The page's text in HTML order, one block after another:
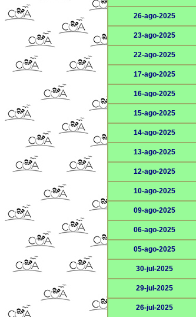
26-ago-2025
23-ago-2025
22-ago-2025
17-ago-2025
16-ago-2025
15-ago-2025
14-ago-2025
13-ago-2025
12-ago-2025
10-ago-2025
09-ago-2025
06-ago-2025
05-ago-2025
30-jul-2025
29-jul-2025
26-jul-2025